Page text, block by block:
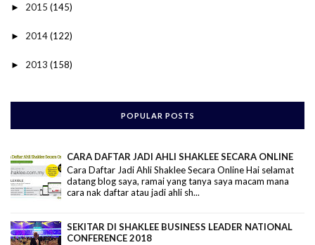
► 2015 (145)
► 2014(122)
► 2013 (158)
POPULAR POSTS
CARA DAFTAR JADI AHLI SHAKLEE SECARA ONLINE
Cara Daftar Jadi Ahli Shaklee Secara Online Hai selamat
datang blog saya, ramai yang tanya saya macam mana
cara nak daftar atau jadi ahli sh...
SEKITAR DI SHAKLEE BUSINESS LEADER NATIONAL
CONFERENCE 2018